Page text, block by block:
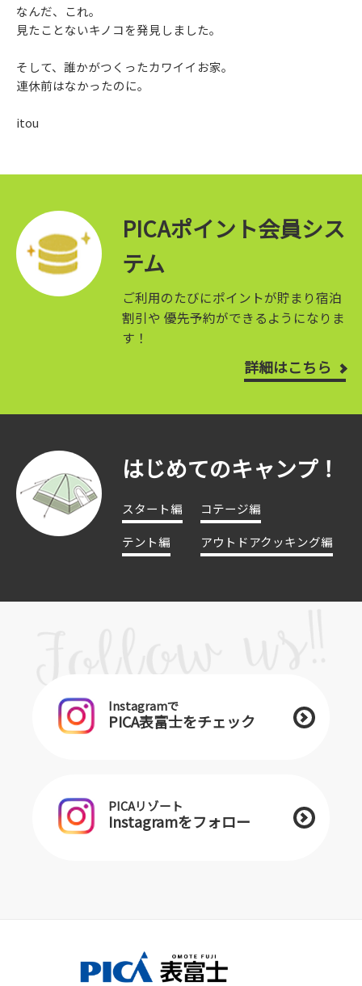
なんだ、これ。
見たことないキノコを発見しました。
そして、誰かがつくったカワイイお家。
連休前はなかったのに。
itou
PICAポイント会員シス
テム
ご利用のたびにポイントが貯まり宿泊
割引や 優先予約ができるようになりま
す！
詳細はこちら
はじめてのキャンプ！
スタート編
コテージ編
テント編
アウトドアクッキング編
Instagramで
PICA表富士をチェック
PICAリゾート
Instagramをフォロー